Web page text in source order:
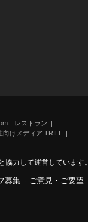
レストラン
向けメディア TRILL
力して運営しています。
募集 - ご意見・ご要望